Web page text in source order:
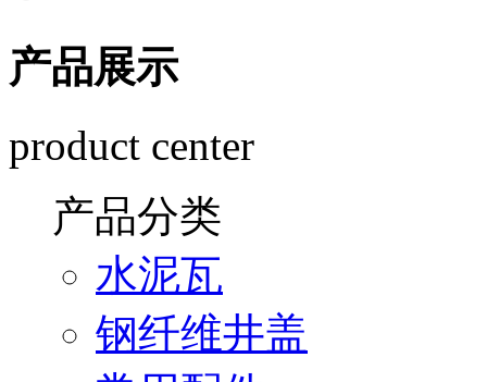
产品展示
product center
产品分类
水泥瓦
钢纤维井盖